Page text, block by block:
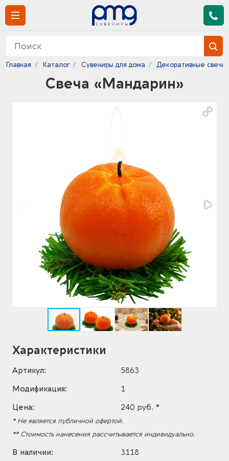
Главная Каталог Сувениры для дома Декоративные свечи
Свеча «Мандарин»
Характеристики
Артикул:
5863
Модификация:
1
Цена:
240 руб. *
* Не является публичной офертой.
** Стоимость нанесения рассчитывается индивидуально.
В наличии:
3118